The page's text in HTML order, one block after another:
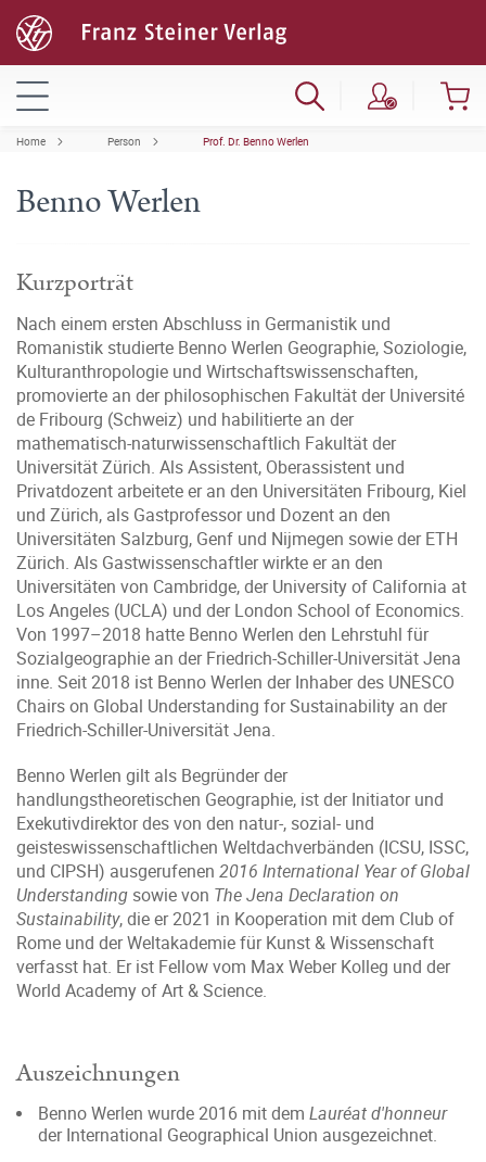
Home Person Prof. Dr. Benno Werlen
Benno Werlen
Kurzporträt
Nach einem ersten Abschluss in Germanistik und
Romanistik studierte Benno Werlen Geographie, Soziologie,
Kulturanthropologie und Wirtschaftswissenschaften,
promovierte an der philosophischen Fakultät der Université
de Fribourg (Schweiz) und habilitierte an der
mathematisch-naturwissenschaftlich Fakultät der
Universität Zürich. Als Assistent, Oberassistent und
Privatdozent arbeitete er an den Universitäten Fribourg, Kiel
und Zürich, als Gastprofessor und Dozent an den
Universitäten Salzburg, Genf und Nijmegen sowie der ETH
Zürich. Als Gastwissenschaftler wirkte er an den
Universitäten von Cambridge, der University of California at
Los Angeles (UCLA) und der London School of Economics.
Von 1997–2018 hatte Benno Werlen den Lehrstuhl für
Sozialgeographie an der Friedrich-Schiller-Universität Jena
inne. Seit 2018 ist Benno Werlen der Inhaber des UNESCO
Chairs on Global Understanding for Sustainability an der
Friedrich-Schiller-Universität Jena.
Benno Werlen gilt als Begründer der
handlungstheoretischen Geographie, ist der Initiator und
Exekutiv­direktor des von den natur-, sozial- und
geisteswissenschaftlichen Weltdachverbänden (ICSU, ISSC,
und CIPSH) ausgerufenen 2016 International Year of Global
Understanding sowie von The Jena Declaration on
Sustainability, die er 2021 in Kooperation mit dem Club of
Rome und der Weltakade­mie für Kunst & Wissenschaft
verfasst hat. Er ist Fellow vom Max Weber Kolleg und der
World Academy of Art & Science.
Auszeichnungen
Benno Werlen wurde 2016 mit dem Lauréat d'honneur
der International Geographical Union ausgezeichnet.